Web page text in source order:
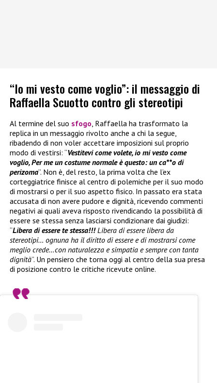
“Io mi vesto come voglio”: il messaggio di
Raffaella Scuotto contro gli stereotipi
Al termine del suo sfogo , Raffaella ha trasformato la
replica in un messaggio rivolto anche a chi la segue,
ribadendo di non voler accettare imposizioni sul proprio
modo di vestirsi: “Vestitevi come volete, io mi vesto come
voglio, Per me un costume normale è questo: un ca**o di
perizoma”. Non è, del resto, la prima volta che l’ex
corteggiatrice finisce al centro di polemiche per il suo modo
di mostrarsi o per il suo aspetto fisico. In passato era stata
accusata di non avere pudore e dignità, ricevendo commenti
negativi ai quali aveva risposto rivendicando la possibilità di
essere se stessa senza lasciarsi condizionare dai giudizi:
“Libera di essere te stessa!!!Libera di essere libera da
stereotipi… ognuna ha il diritto di essere e di mostrarsi come
meglio crede…con naturalezza e simpatia e sempre con tanta
dignità”. Un pensiero che torna oggi al centro della sua presa
di posizione contro le critiche ricevute online.